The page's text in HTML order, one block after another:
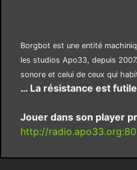
Borgbot est une entité
les studios Apo33, depuis
sonore et celui de ceux qui
… La résistance est
Jouer dans son player
http://